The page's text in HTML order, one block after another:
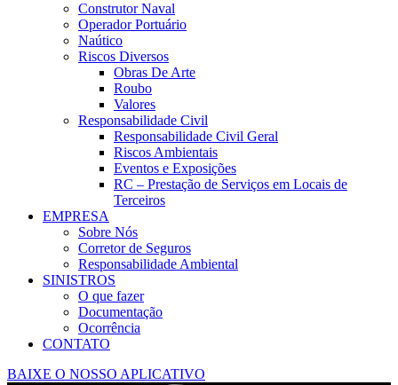
Construtor Naval
Operador Portuário
Naútico
Riscos Diversos
Obras De Arte
Roubo
Valores
Responsabilidade Civil
Responsabilidade Civil Geral
Riscos Ambientais
Eventos e Exposições
RC – Prestação de Serviços em Locais de
Terceiros
EMPRESA
Sobre Nós
Corretor de Seguros
Responsabilidade Ambiental
SINISTROS
O que fazer
Documentação
Ocorrência
CONTATO
BAIXE O NOSSO APLICATIVO